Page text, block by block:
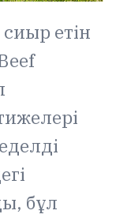
сиыр етін
бұл